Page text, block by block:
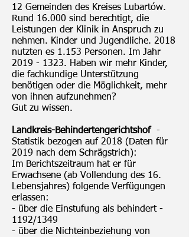
12 Gemeinden des Kreises Lubartów.
Rund 16.000 sind berechtigt, die
Leistungen der Klinik in Anspruch zu
nehmen. Kinder und Jugendliche. 2018
nutzten es 1.153 Personen. Im Jahr
2019 - 1323. Haben wir mehr Kinder,
die fachkundige Unterstützung
benötigen oder die Möglichkeit, mehr
von ihnen aufzunehmen?
Gut zu wissen.
Landkreis-Behindertengerichtshof-
Statistik bezogen auf 2018 (Daten für
2019 nach dem Schrägstrich):
Im Berichtszeitraum hat er für
Erwachsene (ab Vollendung des 16.
Lebensjahres) folgende Verfügungen
erlassen:
- über die Einstufung als behindert -
1192/1349
- über die Nichteinbeziehung von